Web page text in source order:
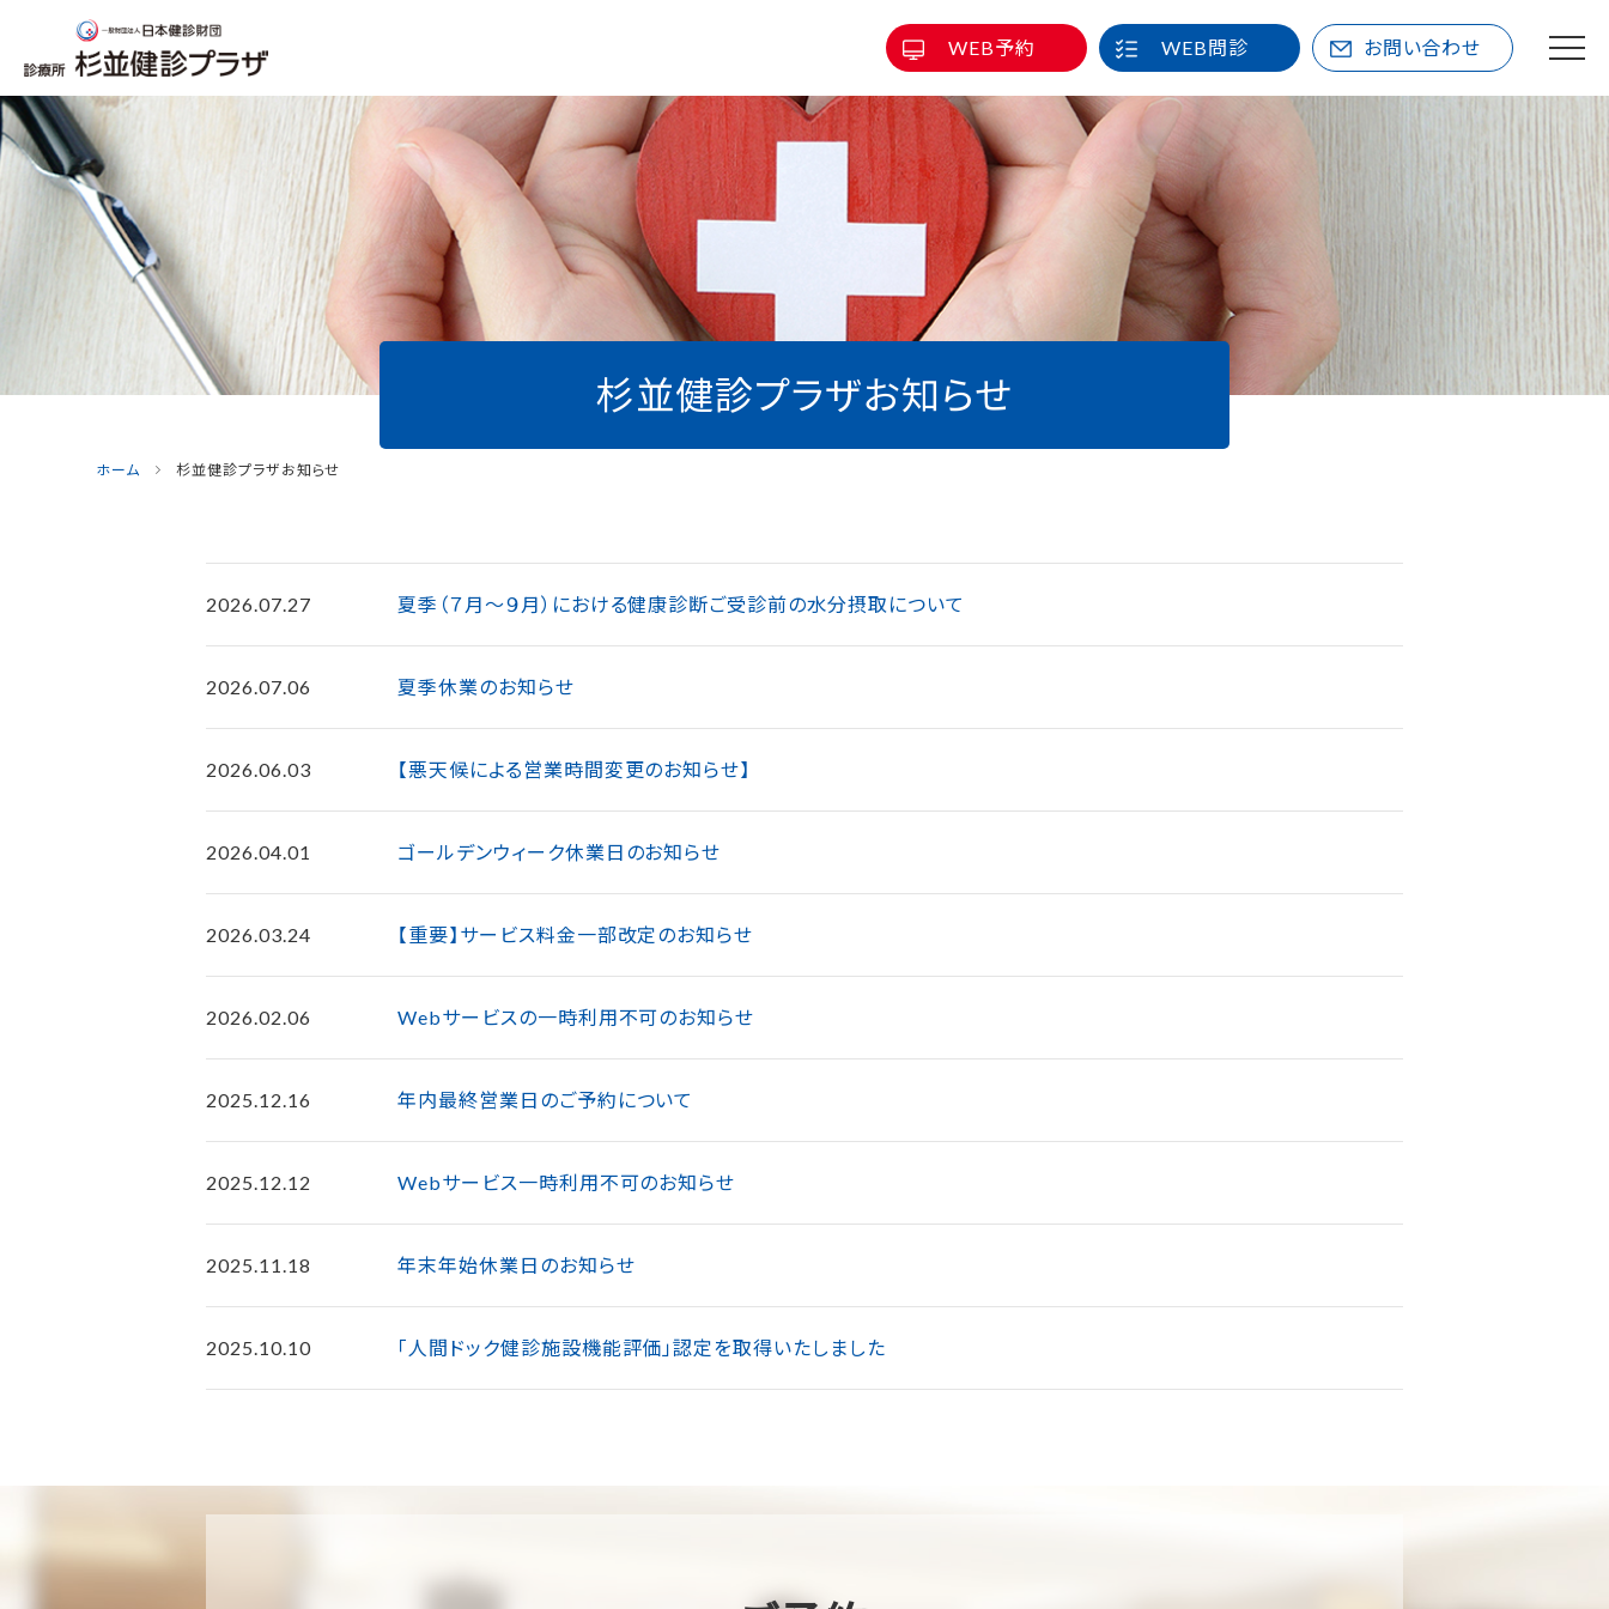
WEB予約 WEB問診 お問い合わせ
杉並健診プラザお知らせ
ホーム 杉並健診プラザお知らせ
2026.07.27 夏季（７月～９月）における健康診断ご受診前の水分摂取について
2026.07.06 夏季休業のお知らせ
2026.06.03 【悪天候による営業時間変更のお知らせ】
2026.04.01 ゴールデンウィーク休業日のお知らせ
2026.03.24 【重要】サービス料金一部改定のお知らせ
2026.02.06 Webサービスの一時利用不可のお知らせ
2025.12.16 年内最終営業日のご予約について
2025.12.12 Webサービス一時利用不可のお知らせ
2025.11.18 年末年始休業日のお知らせ
2025.10.10 「人間ドック健診施設機能評価」認定を取得いたしました